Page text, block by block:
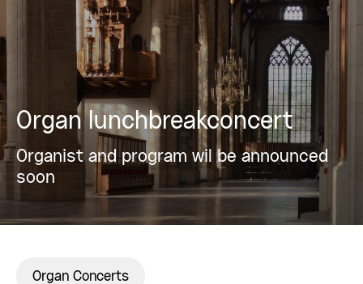
Organ lunchbreakconcert
Organist and program wil be announced
soon
Organ Concerts